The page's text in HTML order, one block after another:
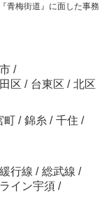
青梅街道』に面した事務
/
区 / 台東区 / 北区
町 / 錦糸 / 千住 /
行線 / 総武線 /
イン宇須 /